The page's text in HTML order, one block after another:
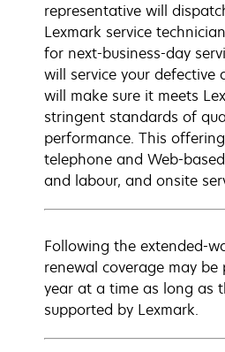
representative will
Lexmark service
for next-business-day
will service your defective
will make sure it meets
stringent standards of
performance. This
telephone and Web-
and labour, and onsite
Following the extended-
renewal coverage may
year at a time as long as
supported by Lexmark.